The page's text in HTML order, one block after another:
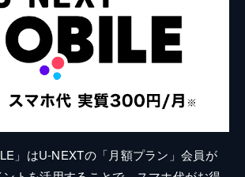
」はU-NEXTの「月額プラン」会員が